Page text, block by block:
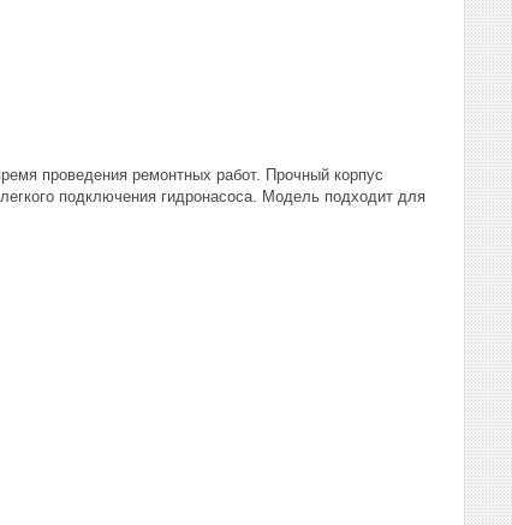
проведения ремонтных работ. Прочный корпус
подключения гидронасоса. Модель подходит для